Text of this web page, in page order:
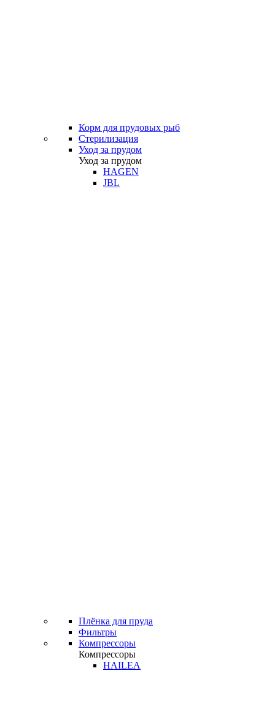
Корм для прудовых рыб
Стерилизация
Уход за прудом
Уход за прудом
HAGEN
JBL
Плёнка для пруда
Фильтры
Компрессоры
Компрессоры
HAILEA